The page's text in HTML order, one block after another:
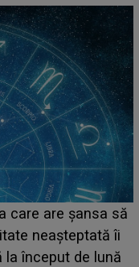
care are șansa să
neașteptată îi
început de lună